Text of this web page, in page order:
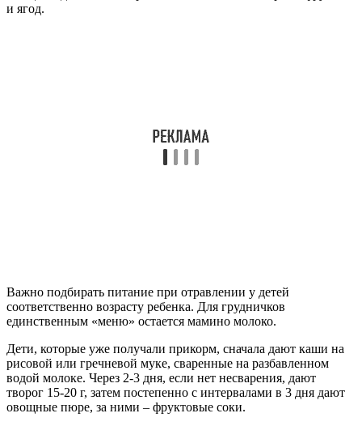
и ягод.
Важно подбирать питание при отравлении у детей
соответственно возрасту ребенка. Для грудничков
единственным «меню» остается мамино молоко.
Дети, которые уже получали прикорм, сначала дают каши на
рисовой или гречневой муке, сваренные на разбавленном
водой молоке. Через 2-3 дня, если нет несварения, дают
творог 15-20 г, затем постепенно с интервалами в 3 дня дают
овощные пюре, за ними – фруктовые соки.